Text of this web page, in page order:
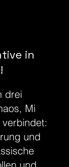
in
drei
Mi
und